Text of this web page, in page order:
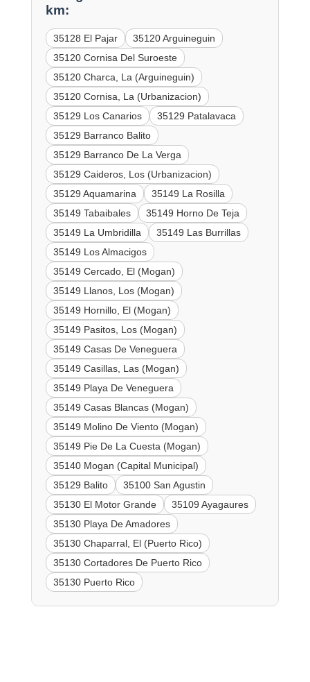
km:
35128 El Pajar
35120 Arguineguin
35120 Cornisa Del Suroeste
35120 Charca, La (Arguineguin)
35120 Cornisa, La (Urbanizacion)
35129 Los Canarios
35129 Patalavaca
35129 Barranco Balito
35129 Barranco De La Verga
35129 Caideros, Los (Urbanizacion)
35129 Aquamarina
35149 La Rosilla
35149 Tabaibales
35149 Horno De Teja
35149 La Umbridilla
35149 Las Burrillas
35149 Los Almacigos
35149 Cercado, El (Mogan)
35149 Llanos, Los (Mogan)
35149 Hornillo, El (Mogan)
35149 Pasitos, Los (Mogan)
35149 Casas De Veneguera
35149 Casillas, Las (Mogan)
35149 Playa De Veneguera
35149 Casas Blancas (Mogan)
35149 Molino De Viento (Mogan)
35149 Pie De La Cuesta (Mogan)
35140 Mogan (Capital Municipal)
35129 Balito
35100 San Agustin
35130 El Motor Grande
35109 Ayagaures
35130 Playa De Amadores
35130 Chaparral, El (Puerto Rico)
35130 Cortadores De Puerto Rico
35130 Puerto Rico